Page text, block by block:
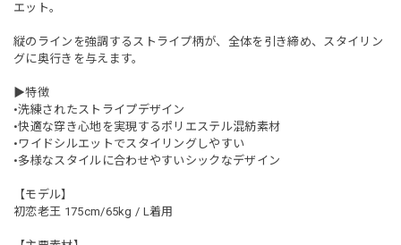
エット。
縦のラインを強調するストライプ柄が、全体を引き締め、スタイリン
グに奥行きを与えます。
▶︎特徴
•洗練されたストライプデザイン
•快適な穿き心地を実現するポリエステル混紡素材
•ワイドシルエットでスタイリングしやすい
•多様なスタイルに合わせやすいシックなデザイン
【モデル】
初恋老王 175cm/65kg / L着用